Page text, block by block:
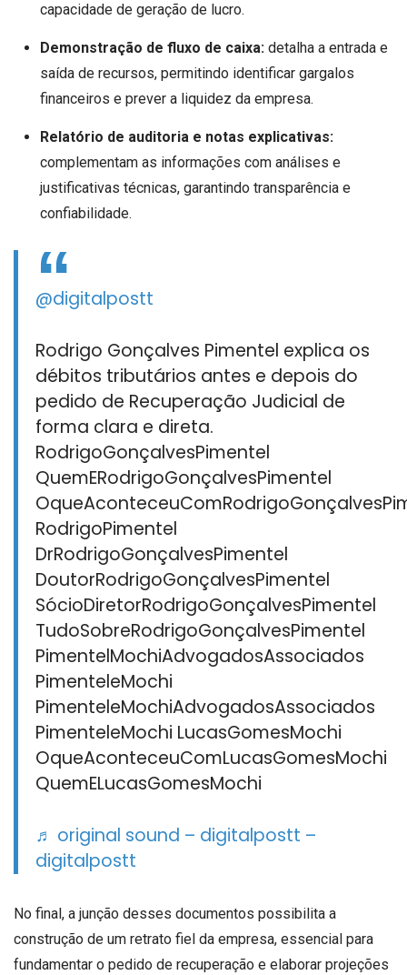
capacidade de geração de lucro.
Demonstração de fluxo de caixa:detalha a entrada e
saída de recursos, permitindo identificar gargalos
financeiros e prever a liquidez da empresa.
Relatório de auditoria e notas explicativas:
complementam as informações com análises e
justificativas técnicas, garantindo transparência e
confiabilidade.
@digitalpostt
Rodrigo Gonçalves Pimentel explica os
débitos tributários antes e depois do
pedido de Recuperação Judicial de
forma clara e direta.
RodrigoGonçalvesPimentel
QuemERodrigoGonçalvesPimentel
RodrigoPimentel
DrRodrigoGonçalvesPimentel
DoutorRodrigoGonçalvesPimentel
SócioDiretorRodrigoGonçalvesPimentel
TudoSobreRodrigoGonçalvesPimentel
PimentelMochiAdvogadosAssociados
PimenteleMochi
PimenteleMochiAdvogadosAssociados
PimenteleMochi LucasGomesMochi
OqueAconteceuComLucasGomesMochi
QuemELucasGomesMochi
♬ original sound – digitalpostt –
digitalpostt
No final, a junção desses documentos possibilita a
construção de um retrato fiel da empresa, essencial para
fundamentar o pedido de recuperação e elaborar projeções